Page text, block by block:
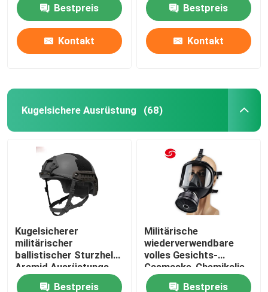
Bestpreis
Kontakt
Bestpreis
Kontakt
Kugelsichere Ausrüstung (68)
Kugelsicherer
militärischer
ballistischer Sturzhelm
Aramid Ausrüstungs-
NIJ IIIA
Bestpreis
Militärische
wiederverwendbare
volles Gesichts-
Gasmaske-Chemikalie
und biologisches
Bestpreis